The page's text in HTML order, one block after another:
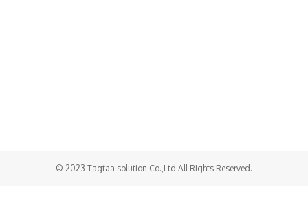
© 2023 Tagtaa solution Co.,Ltd All Rights Reserved.